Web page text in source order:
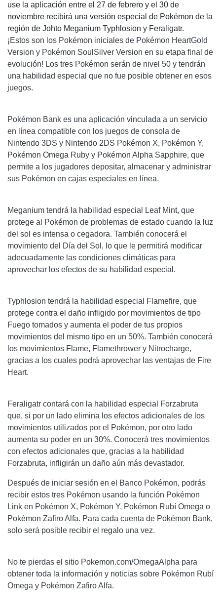
use la aplicación entre el 27 de febrero y el 30 de
noviembre recibirá una versión especial de Pokémon de la
región de Johto Meganium Typhlosion y Feraligatr.
¡Estos son los Pokémon iniciales de Pokémon HeartGold
Version y Pokémon SoulSilver Version en su etapa final de
evolución! Los tres Pokémon serán de nivel 50 y tendrán
una habilidad especial que no fue posible obtener en esos
juegos.
Pokémon Bank es una aplicación vinculada a un servicio
en línea compatible con los juegos de consola de
Nintendo 3DS y Nintendo 2DS Pokémon X, Pokémon Y,
Pokémon Omega Ruby y Pokémon Alpha Sapphire, que
permite a los jugadores depositar, almacenar y administrar
sus Pokémon en cajas especiales en línea.
Meganium tendrá la habilidad especial Leaf Mint, que
protege al Pokémon de problemas de estado cuando la luz
del sol es intensa o cegadora. También conocerá el
movimiento del Día del Sol, lo que le permitirá modificar
adecuadamente las condiciones climáticas para
aprovechar los efectos de su habilidad especial.
Typhlosion tendrá la habilidad especial Flamefire, que
protege contra el daño infligido por movimientos de tipo
Fuego tomados y aumenta el poder de tus propios
movimientos del mismo tipo en un 50%. También conocerá
los movimientos Flame, Flamethrower y Nitrocharge,
gracias a los cuales podrá aprovechar las ventajas de Fire
Heart.
Feraligatr contará con la habilidad especial Forzabruta
que, si por un lado elimina los efectos adicionales de los
movimientos utilizados por el Pokémon, por otro lado
aumenta su poder en un 30%. Conocerá tres movimientos
con efectos adicionales que, gracias a la habilidad
Forzabruta, infligirán un daño aún más devastador.
Después de iniciar sesión en el Banco Pokémon, podrás
recibir estos tres Pokémon usando la función Pokémon
Link en Pokémon X, Pokémon Y, Pokémon Rubí Omega o
Pokémon Zafiro Alfa. Para cada cuenta de Pokémon Bank,
solo será posible recibir el regalo una vez.
No te pierdas el sitio Pokemon.com/OmegaAlpha para
obtener toda la información y noticias sobre Pokémon Rubí
Omega y Pokémon Zafiro Alfa.